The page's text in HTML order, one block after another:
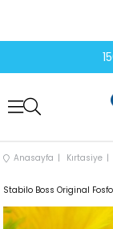
Anasayfa Kırtasiye
Stabilo Boss Original